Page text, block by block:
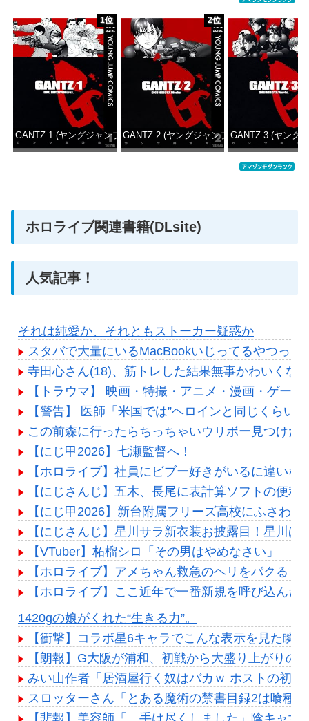
1位
GANTZ 1 (ヤングジャンプコミックスDIGITAL)
2位
GANTZ 2 (ヤングジャンプコミックス
GANTZ 3 (ヤング
ホロライブ関連書籍(DLsite)
人気記事！
それは純愛か、それともストーカー疑惑か
スタバで大量にいるMacBookいじってるやつって
寺田心さん(18)、筋トレした結果無事かわいくな
【トラウマ】 映画・特撮・アニメ・漫画・ゲー
【警告】 医師「米国では”ヘロインと同じくらい
この前森に行ったらちっちゃいウリボー見つけた
【にじ甲2026】七瀬監督へ！
【ホロライブ】社員にビブー好きがいるに違いな
【にじさんじ】五木、長尾に表計算ソフトの便
【にじ甲2026】新台附属フリーズ高校にふさわ
【にじさんじ】星川サラ新衣装お披露目！星川ぱ
【VTuber】柘榴シロ「その男はやめなさい」
【ホロライブ】アメちゃん救急のヘリをパクる→
【ホロライブ】ここ近年で一番新規を呼び込んだ
Powered by livedoor 相互RSS
1420gの娘がくれた“生きる力”。
【衝撃】コラボ星6キャラでこんな表示を見た瞬
【朗報】G大阪が浦和、初戦から大盛り上がりの
みい山作者「居酒屋行く奴はバカｗ ホストの初
スロッターさん「とある魔術の禁書目録2は喰種
【悲報】美容師「…手は尽くしました」陰キャ